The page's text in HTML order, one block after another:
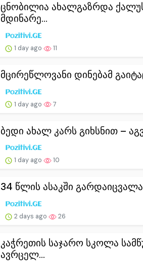
ცნობილია ახალგაზრდა
მდინარე...
1 day ago 11
მცირეწლოვანი დინებამ
1 day ago 7
ბედი ახალ კარს გიხსნით –
1 day ago 10
34 წლის ასაკში
2 days ago 26
კაჭრეთის საჯარო სკოლა
ავრცელ...